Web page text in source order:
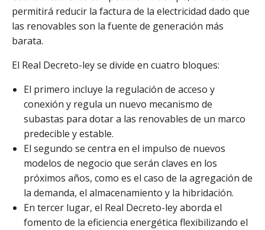
permitirá reducir la factura de la electricidad dado que
las renovables son la fuente de generación más
barata.
El Real Decreto-ley se divide en cuatro bloques:
El primero incluye la regulación de acceso y
conexión y regula un nuevo mecanismo de
subastas para dotar a las renovables de un marco
predecible y estable.
El segundo se centra en el impulso de nuevos
modelos de negocio que serán claves en los
próximos años, como es el caso de la agregación de
la demanda, el almacenamiento y la hibridación.
En tercer lugar, el Real Decreto-ley aborda el
fomento de la eficiencia energética flexibilizando el